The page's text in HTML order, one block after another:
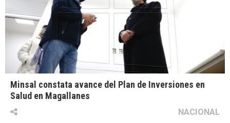
Minsal constata avance del Plan de Inversiones en
Salud en Magallanes
NACIONAL